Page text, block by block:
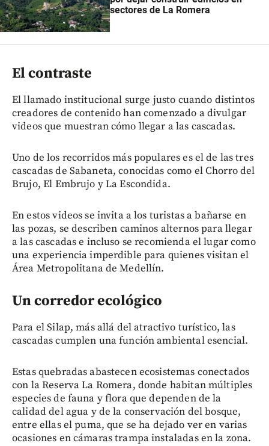
sectores de La Romera
El contraste
El llamado institucional surge justo cuando distintos
creadores de contenido han comenzado a divulgar
videos que muestran cómo llegar a las cascadas.
Uno de los recorridos más populares es el de las tres
cascadas de Sabaneta, conocidas como el Chorro del
Brujo, El Embrujo y La Escondida.
En estos videos se invita a los turistas a bañarse en
las pozas, se describen caminos alternos para llegar
a las cascadas e incluso se recomienda el lugar como
una experiencia imperdible para quienes visitan el
Área Metropolitana de Medellín.
Un corredor ecológico
Para el Silap, más allá del atractivo turístico, las
cascadas cumplen una función ambiental esencial.
Estas quebradas abastecen ecosistemas conectados
con la Reserva La Romera, donde habitan múltiples
especies de fauna y flora que dependen de la
calidad del agua y de la conservación del bosque,
entre ellas el puma, que se ha dejado ver en varias
ocasiones en cámaras trampa instaladas en la zona.